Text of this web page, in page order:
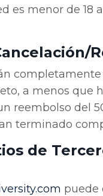
es menor de 18
a menos que
reembolso del
terminado
de
.com puede